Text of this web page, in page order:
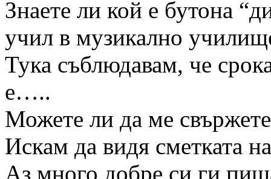
Знаете ли кой е бутона
учил в музикално
Тука съблюдавам, че
е…..
Можете ли да ме
Искам да видя сметката
Аз много добре си ги